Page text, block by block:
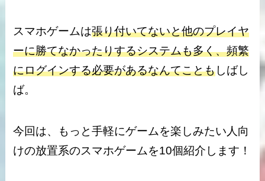
スマホゲームは張り付いてないと他のプレイヤ
ーに勝てなかったりするシステムも多く、頻繁
にログインする必要があるなんてこともしばし
ば。
今回は、もっと手軽にゲームを楽しみたい人向
けの放置系のスマホゲームを10個紹介します！